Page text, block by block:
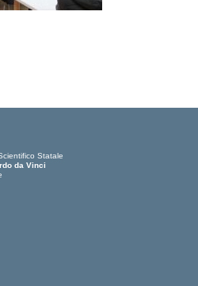
Statale
da Vinci